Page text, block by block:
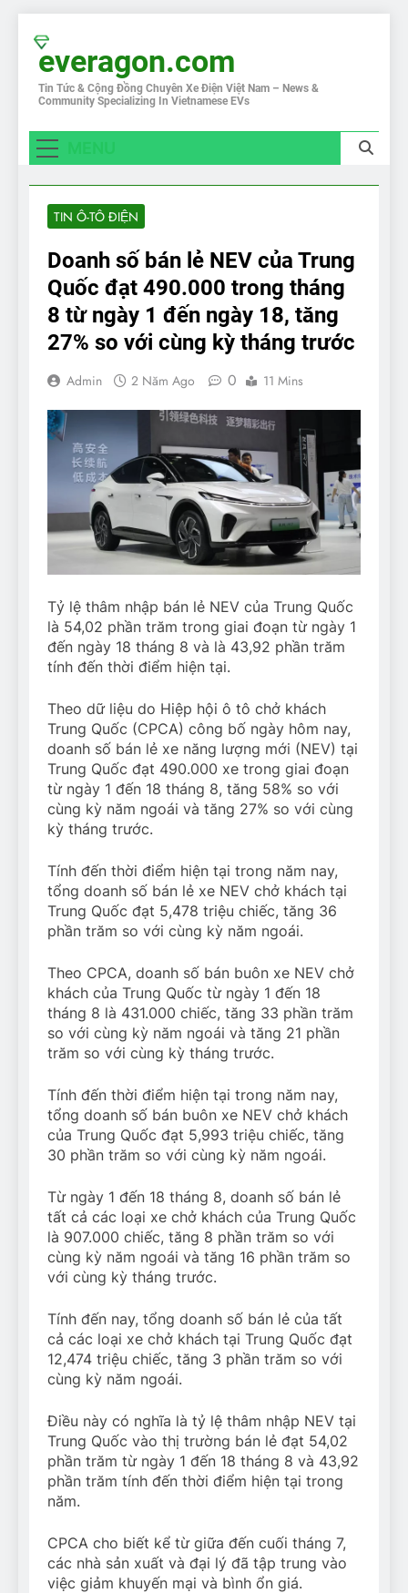
content
everagon.com
Tin Tức & Cộng Đồng Chuyên Xe Điện Việt Nam – News &
Community Specializing In Vietnamese EVs
TIN Ô-TÔ ĐIỆN
Doanh số bán lẻ NEV của Trung
Quốc đạt 490.000 trong tháng
8 từ ngày 1 đến ngày 18, tăng
27% so với cùng kỳ tháng trước
Admin 2 Năm Ago 0 11 Mins
Tỷ lệ thâm nhập bán lẻ NEV của Trung Quốc
là 54,02 phần trăm trong giai đoạn từ ngày 1
đến ngày 18 tháng 8 và là 43,92 phần trăm
tính đến thời điểm hiện tại.
Theo dữ liệu do Hiệp hội ô tô chở khách
Trung Quốc (CPCA) công bố ngày hôm nay,
doanh số bán lẻ xe năng lượng mới (NEV) tại
Trung Quốc đạt 490.000 xe trong giai đoạn
từ ngày 1 đến 18 tháng 8, tăng 58% so với
cùng kỳ năm ngoái và tăng 27% so với cùng
kỳ tháng trước.
Tính đến thời điểm hiện tại trong năm nay,
tổng doanh số bán lẻ xe NEV chở khách tại
Trung Quốc đạt 5,478 triệu chiếc, tăng 36
phần trăm so với cùng kỳ năm ngoái.
Theo CPCA, doanh số bán buôn xe NEV chở
khách của Trung Quốc từ ngày 1 đến 18
tháng 8 là 431.000 chiếc, tăng 33 phần trăm
so với cùng kỳ năm ngoái và tăng 21 phần
trăm so với cùng kỳ tháng trước.
Tính đến thời điểm hiện tại trong năm nay,
tổng doanh số bán buôn xe NEV chở khách
của Trung Quốc đạt 5,993 triệu chiếc, tăng
30 phần trăm so với cùng kỳ năm ngoái.
Từ ngày 1 đến 18 tháng 8, doanh số bán lẻ
tất cả các loại xe chở khách của Trung Quốc
là 907.000 chiếc, tăng 8 phần trăm so với
cùng kỳ năm ngoái và tăng 16 phần trăm so
với cùng kỳ tháng trước.
Tính đến nay, tổng doanh số bán lẻ của tất
cả các loại xe chở khách tại Trung Quốc đạt
12,474 triệu chiếc, tăng 3 phần trăm so với
cùng kỳ năm ngoái.
Điều này có nghĩa là tỷ lệ thâm nhập NEV tại
Trung Quốc vào thị trường bán lẻ đạt 54,02
phần trăm từ ngày 1 đến 18 tháng 8 và 43,92
phần trăm tính đến thời điểm hiện tại trong
năm.
CPCA cho biết kể từ giữa đến cuối tháng 7,
các nhà sản xuất và đại lý đã tập trung vào
việc giảm khuyến mại và bình ổn giá.